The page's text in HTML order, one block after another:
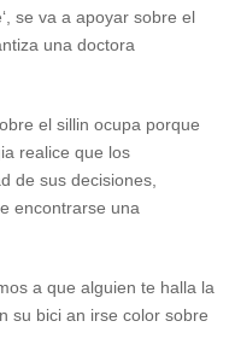
se va a apoyar sobre el
una doctora
el silli­n ocupa porque
realice que los
de sus decisiones,
encontrarse una
a que alguien te halla la
su bici an irse color sobre